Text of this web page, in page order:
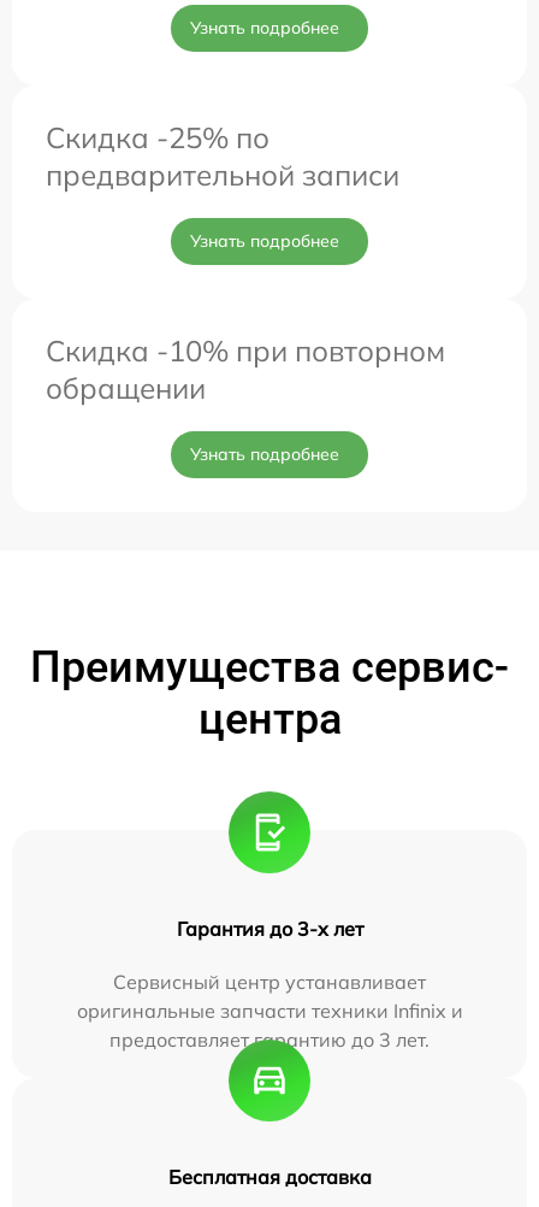
Узнать подробнее
Скидка -25% по
предварительной записи
Узнать подробнее
Скидка -10% при повторном
обращении
Узнать подробнее
Преимущества сервис-
центра
Гарантия до 3-х лет
Сервисный центр устанавливает
оригинальные запчасти техники Infinix и
предоставляет гарантию до 3 лет.
Бесплатная доставка